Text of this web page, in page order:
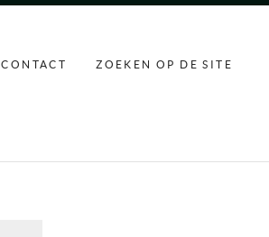
CONTACT ZOEKEN OP DE SITE